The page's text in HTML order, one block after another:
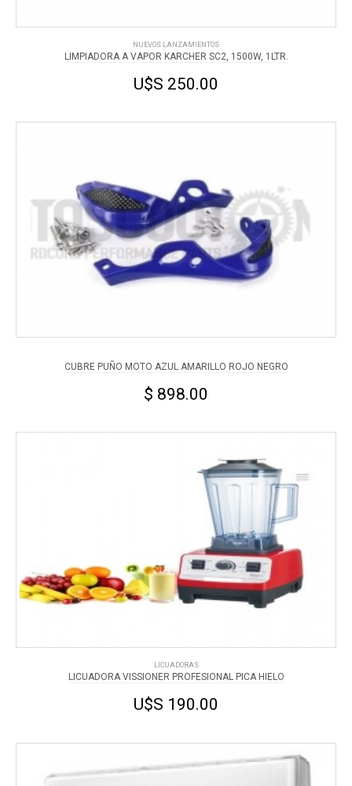
NUEVOS LANZAMIENTOS
LIMPIADORA A VAPOR KARCHER SC2, 1500W, 1LTR.
U$S 250.00
CUBRE PUÑO MOTO AZUL AMARILLO ROJO NEGRO
$ 898.00
LICUADORAS
LICUADORA VISSIONER PROFESIONAL PICA HIELO
U$S 190.00